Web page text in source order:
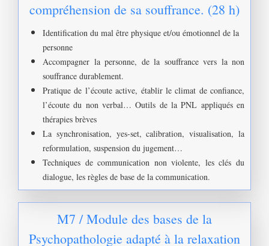
compréhension de sa souffrance. (28 h)
Identification du mal être physique et/ou émotionnel de la
personne
Accompagner la personne, de la souffrance vers la non
souffrance durablement.
Pratique de l’écoute active, établir le climat de confiance,
l’écoute du non verbal… Outils de la PNL appliqués en
thérapies brèves
La synchronisation, yes-set, calibration, visualisation, la
reformulation, suspension du jugement…
Techniques de communication non violente, les clés du
dialogue, les règles de base de la communication.
M7 / Module des bases de la
Psychopathologie adapté à la relaxation